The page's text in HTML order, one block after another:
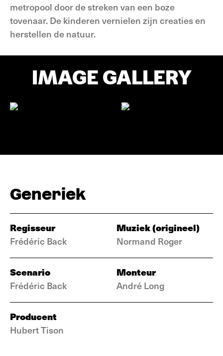
metropool door de streken van een boze
tovenaar. De kinderen vernielen zijn creaties en
herstellen de natuur.
IMAGE GALLERY
Generiek
Regisseur
Frédéric Back
Muziek (origineel)
Normand Roger
Scenario
Frédéric Back
Monteur
André Long
Producent
Hubert Tison